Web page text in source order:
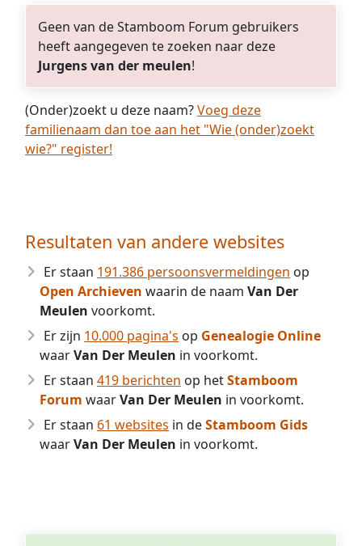
Geen van de Stamboom Forum gebruikers
heeft aangegeven te zoeken naar deze
Jurgens van der meulen!
(Onder)zoekt u deze naam?Voeg deze
familienaam dan toe aan het "Wie (onder)zoekt
wie?" register!
Resultaten van andere websites
Er staan 191.386 persoonsvermeldingen op
Open Archieven waarin de naam Van Der
Meulen voorkomt.
Er zijn 10.000 pagina's op Genealogie Online
waarVan Der Meulen in voorkomt.
Er staan 419 berichten op hetStamboom
Forum waarVan Der Meulen in voorkomt.
Er staan 61 websites in deStamboom Gids
waarVan Der Meulen in voorkomt.